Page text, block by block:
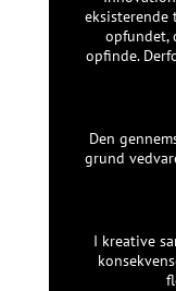
eksisterende
opfundet,
opfinde.
Den
grund
I kreative